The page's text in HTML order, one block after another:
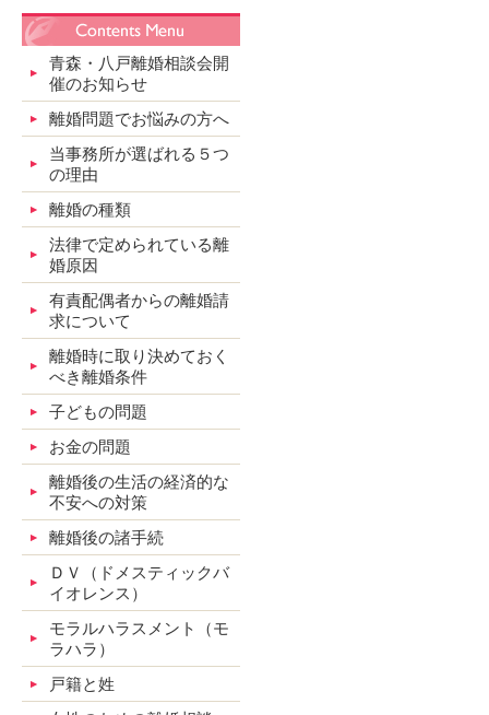
青森・八戸離婚相談会開
催のお知らせ
離婚問題でお悩みの方へ
当事務所が選ばれる５つ
の理由
離婚の種類
法律で定められている離
婚原因
有責配偶者からの離婚請
求について
離婚時に取り決めておく
べき離婚条件
子どもの問題
お金の問題
離婚後の生活の経済的な
不安への対策
離婚後の諸手続
ＤＶ（ドメスティックバ
イオレンス）
モラルハラスメント（モ
ラハラ）
戸籍と姓